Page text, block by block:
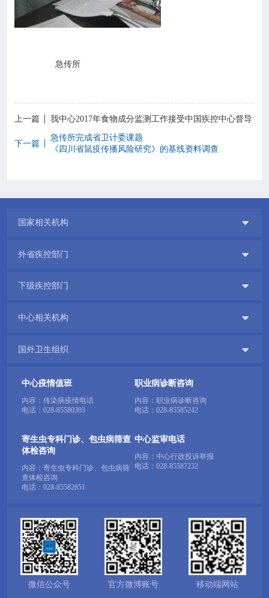
急传所
上一篇 我中心2017年食物成分监测工作接受中国疾控中心督导
下一篇
急传所完成省卫计委课题
《四川省鼠疫传播风险研究》的基线资料调查
国家相关机构 
外省疾控部门 
下级疾控部门 
中心相关机构 
国外卫生组织 
中心疫情值班
内容：传染病疫情电话
电话： 028-85580303
职业病诊断咨询
内容：职业病诊断咨询
电话： 028-85585242
寄生虫专科门诊、包虫病筛查
体检咨询
内容：寄生虫专科门诊、包虫病筛
查体检咨询
电话： 028-85582851
中心监审电话
内容：中心行政投诉举报
电话： 028-85587232
微信公众号 官方微博账号 移动端网站